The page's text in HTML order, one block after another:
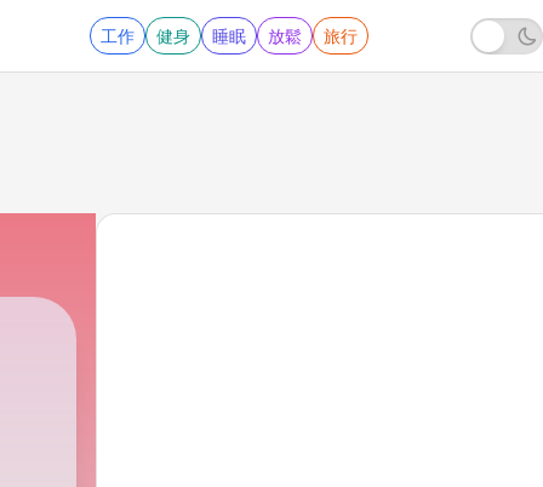
工作 健身 睡眠 放鬆 旅行